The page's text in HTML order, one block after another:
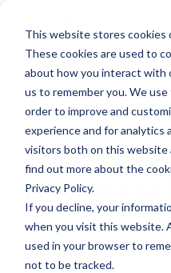
This website stores cookies
These cookies are used to
about how you interact with
us to remember you. We
order to improve and
experience and for analytics
visitors both on this website
find out more about the
Privacy Policy.
If you decline, your
when you visit this website.
used in your browser to
not to be tracked.
main
content.
Produktübersicht
ARTESCA ist
Scalitys
First-
Objektspeicherlösung,
die für IT-
entwickelt
wurde, die
Ausfallsicherheit
Enterprise-
Niveau
Jede IT-
Umgebung
Deshalb
bietet Ihnen
ARTESCA
Software-
vollständig
integrierten
Pay-as-
Nahtlos